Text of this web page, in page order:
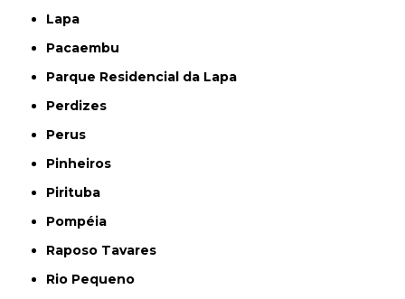
Lapa
Pacaembu
Parque Residencial da Lapa
Perdizes
Perus
Pinheiros
Pirituba
Pompéia
Raposo Tavares
Rio Pequeno